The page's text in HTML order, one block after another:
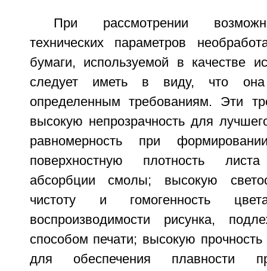
При рассмотрении
технических параметров
бумаги, используемой в качестве
следует иметь в виду, что она
определенным требованиям. Эти
высокую непрозрачность для
равномерность при
поверхностную плотность
абсорбции смолы; высокую
чистоту и гомогенность
воспроизводимости рисунка,
способом печати; высокую
для обеспечения плавности